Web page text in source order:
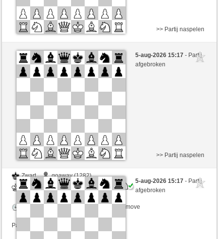
Zwart
SCHACHOS (1331)
Wit
mnauerATgmxCH (1352)
>> Partij naspelen
5-aug-2026 15:17- Partij
afgebroken
Zwart
goaway (1282)
Wit
mnauerATgmxCH (1352)
Speelduur: 3 minutes/side + 2 seconds/move
Partij telt mee voor de ranglijst
>> Partij naspelen
5-aug-2026 15:17- Partij
afgebroken